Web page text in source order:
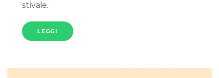
stivale.
LEGGI